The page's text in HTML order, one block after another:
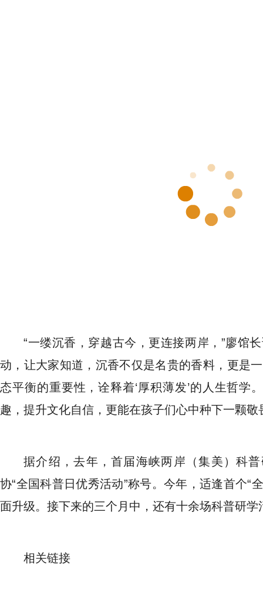
“一缕沉香，穿越古今，更连接两岸，”廖馆
动，让大家知道，沉香不仅是名贵的香料，更是
态平衡的重要性，诠释着‘厚积薄发’的人生哲学
趣，提升文化自信，更能在孩子们心中种下一颗敬
据介绍，去年，首届海峡两岸（集美）科
协“全国科普日优秀活动”称号。今年，适逢首个“
面升级。接下来的三个月中，还有十余场科普研学
相关链接